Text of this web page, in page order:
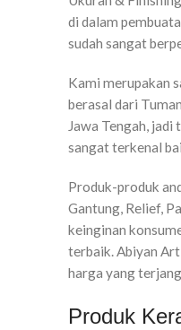
di dalam
sudah sangat
Kami merupakan
berasal dari
Jawa Tengah,
sangat terkenal
Produk-produk
Gantung, Relief,
keinginan
terbaik. Abiyan
harga yang
Produk